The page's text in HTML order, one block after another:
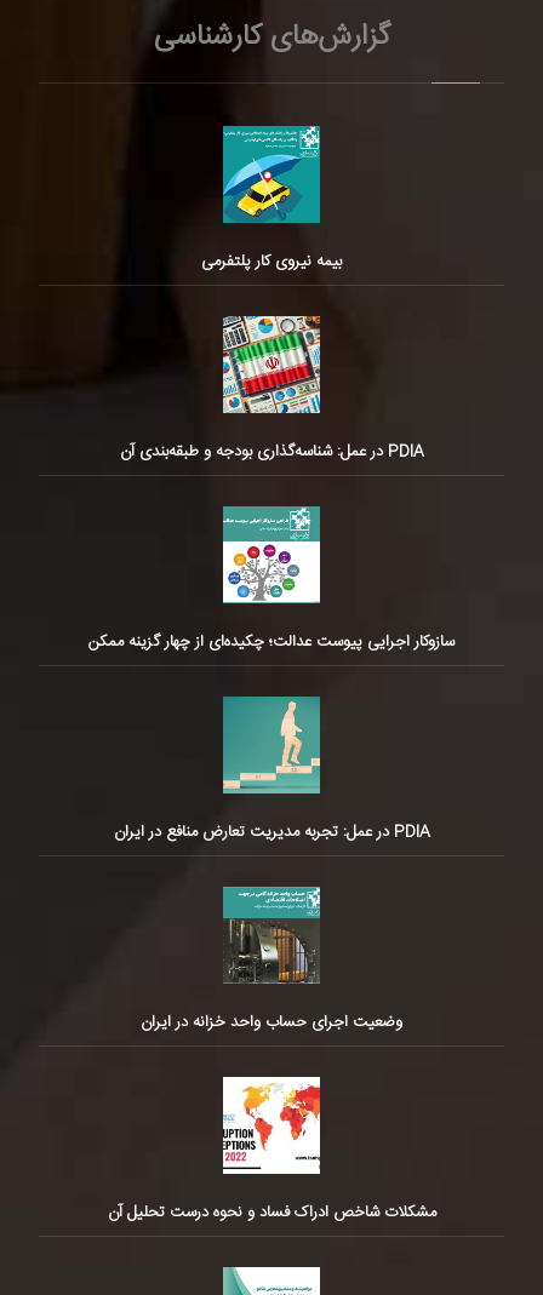
گزارش‌های کارشناسی
بیمه نیروی کار پلتفرمی
PDIA در عمل: شناسه‌گذاری بودجه و طبقه‌بندی آن
سازوکار اجرایی پیوست عدالت؛ چکیده‌ای از چهار گزینه ممکن
PDIA در عمل: تجربه مدیریت تعارض منافع در ایران
وضعیت اجرای حساب واحد خزانه در ایران
مشکلات شاخص ادراک فساد و نحوه درست تحلیل آن